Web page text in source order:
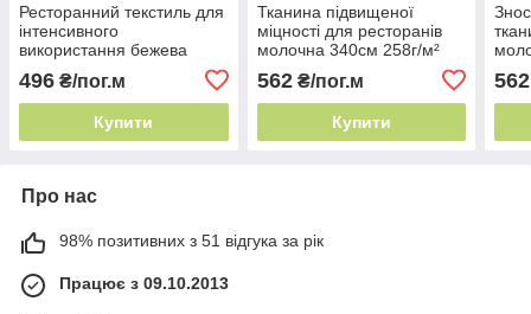
Ресторанний текстиль для
інтенсивного
використання бежева
310см 238г/м² Туреччина -
зберігає форму
496 ₴/пог.м
Купити
Тканина підвищеної
міцності для ресторанів
молочна 340см 258г/м²
562₴/пог.м
Купити
562
Про нас
98% позитивних з 51 відгука за рік
Працює з 09.10.2013